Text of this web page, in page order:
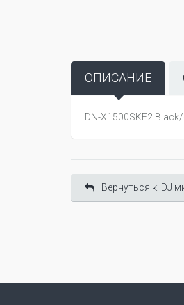
ОПИСАНИЕ
DN-X1500SKE2
Вернуться к: DJ